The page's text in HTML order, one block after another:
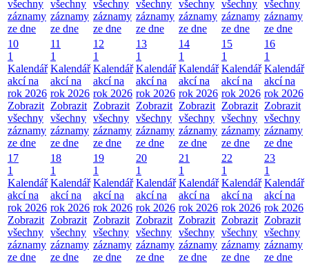
všechny
záznamy
ze dne
všechny
záznamy
ze dne
všechny
záznamy
ze dne
všechny
záznamy
ze dne
všechny
záznamy
ze dne
všechny
záznamy
ze dne
všechny
záznamy
ze dne
10
1
Kalendář
akcí na
rok 2026
Zobrazit
všechny
záznamy
ze dne
11
1
Kalendář
akcí na
rok 2026
Zobrazit
všechny
záznamy
ze dne
12
1
Kalendář
akcí na
rok 2026
Zobrazit
všechny
záznamy
ze dne
13
1
Kalendář
akcí na
rok 2026
Zobrazit
všechny
záznamy
ze dne
14
1
Kalendář
akcí na
rok 2026
Zobrazit
všechny
záznamy
ze dne
15
1
Kalendář
akcí na
rok 2026
Zobrazit
všechny
záznamy
ze dne
16
1
Kalendář
akcí na
rok 2026
Zobrazit
všechny
záznamy
ze dne
17
1
Kalendář
akcí na
rok 2026
Zobrazit
všechny
záznamy
ze dne
18
1
Kalendář
akcí na
rok 2026
Zobrazit
všechny
záznamy
ze dne
19
1
Kalendář
akcí na
rok 2026
Zobrazit
všechny
záznamy
ze dne
20
1
Kalendář
akcí na
rok 2026
Zobrazit
všechny
záznamy
ze dne
21
1
Kalendář
akcí na
rok 2026
Zobrazit
všechny
záznamy
ze dne
22
1
Kalendář
akcí na
rok 2026
Zobrazit
všechny
záznamy
ze dne
23
1
Kalendář
akcí na
rok 2026
Zobrazit
všechny
záznamy
ze dne